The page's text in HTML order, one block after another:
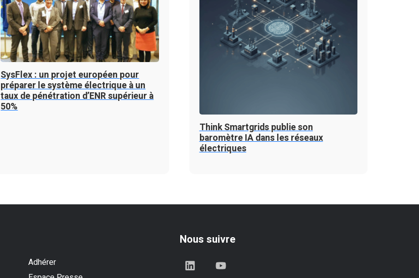
SysFlex : un projet européen pour
préparer le système électrique à un
taux de pénétration d’ENR supérieur à
50%
Think Smartgrids publie son
baromètre IA dans les réseaux
électriques
Adhérer
Nous suivre